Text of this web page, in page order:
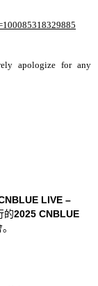
apologize for any
LIVE –
的2025 CNBLUE